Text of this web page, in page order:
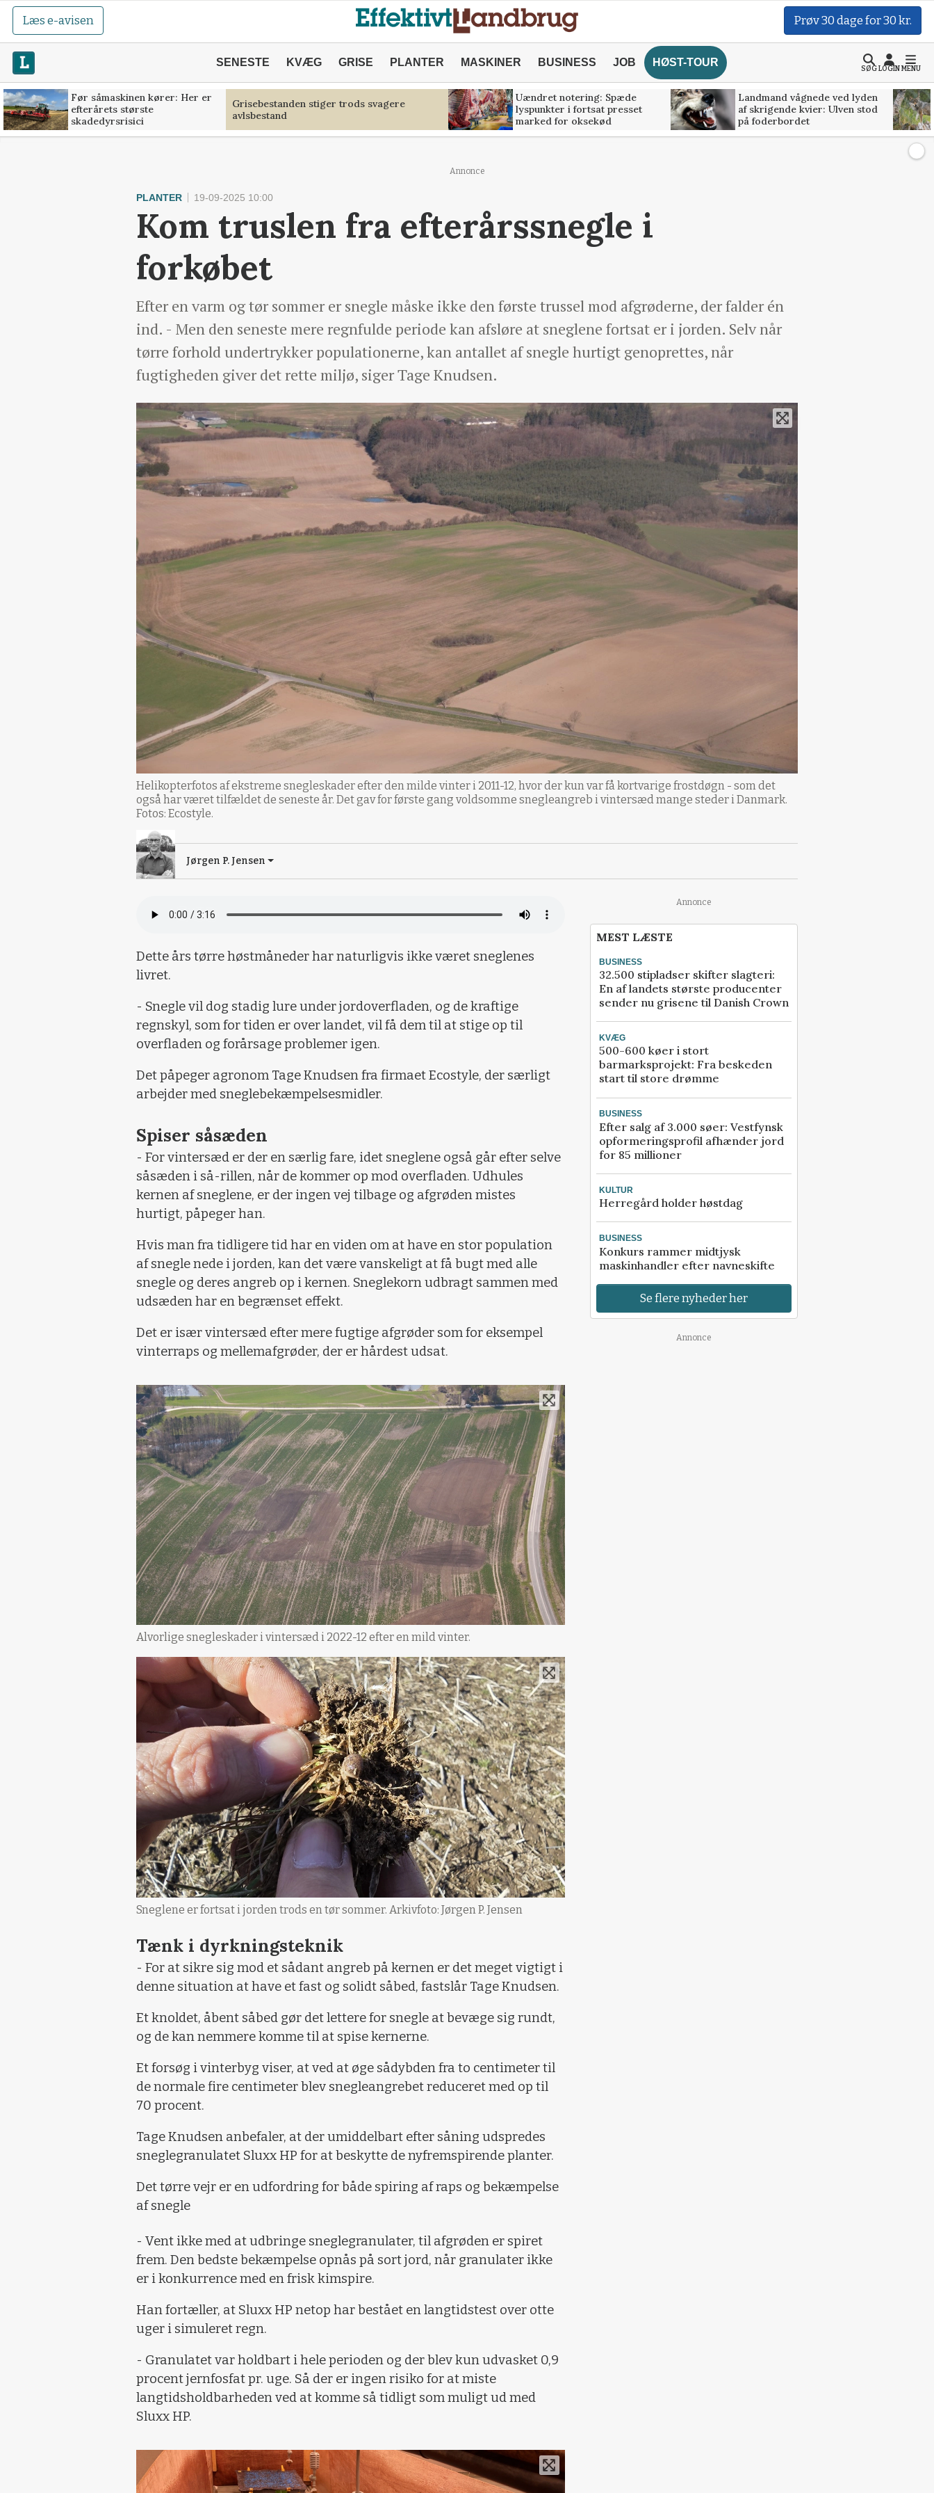
Læs e-avisen Prøv 30 dage for 30 kr.
SENESTE KVÆG GRISE PLANTER MASKINER BUSINESS JOB HØST-TOUR
SØGLOGINMENU
Før såmaskinen kører: Her er
efterårets største
skadedyrsrisici
Grisebestanden stiger trods svagere
avlsbestand
Uændret notering: Spæde
lyspunkter i fortsat presset
marked for oksekød
Landmand vågnede ved lyden
af skrigende kvier: Ulven stod
på foderbordet
Annonce
PLANTER 19-09-2025 10:00
Kom truslen fra efterårssnegle i
forkøbet
Efter en varm og tør sommer er snegle måske ikke den første trussel mod afgrøderne, der falder én
ind. - Men den seneste mere regnfulde periode kan afsløre at sneglene fortsat er i jorden. Selv når
tørre forhold undertrykker populationerne, kan antallet af snegle hurtigt genoprettes, når
fugtigheden giver det rette miljø, siger Tage Knudsen.
Helikopterfotos af ekstreme snegleskader efter den milde vinter i 2011-12, hvor der kun var få kortvarige frostdøgn - som det
også har været tilfældet de seneste år. Det gav for første gang voldsomme snegleangreb i vintersæd mange steder i Danmark.
Fotos: Ecostyle.
Jørgen P. Jensen
Dette års tørre høstmåneder har naturligvis ikke været sneglenes
livret.
- Snegle vil dog stadig lure under jordoverfladen, og de kraftige
regnskyl, som for tiden er over landet, vil få dem til at stige op til
overfladen og forårsage problemer igen.
Det påpeger agronom Tage Knudsen fra firmaet Ecostyle, der særligt
arbejder med sneglebekæmpelsesmidler.
Spiser såsæden
- For vintersæd er der en særlig fare, idet sneglene også går efter selve
såsæden i så-rillen, når de kommer op mod overfladen. Udhules
kernen af sneglene, er der ingen vej tilbage og afgrøden mistes
hurtigt, påpeger han.
Hvis man fra tidligere tid har en viden om at have en stor population
af snegle nede i jorden, kan det være vanskeligt at få bugt med alle
snegle og deres angreb op i kernen. Sneglekorn udbragt sammen med
udsæden har en begrænset effekt.
Det er især vintersæd efter mere fugtige afgrøder som for eksempel
vinterraps og mellemafgrøder, der er hårdest udsat.
Alvorlige snegleskader i vintersæd i 2022-12 efter en mild vinter.
Sneglene er fortsat i jorden trods en tør sommer. Arkivfoto: Jørgen P. Jensen
Tænk i dyrkningsteknik
- For at sikre sig mod et sådant angreb på kernen er det meget vigtigt i
denne situation at have et fast og solidt såbed, fastslår Tage Knudsen.
Et knoldet, åbent såbed gør det lettere for snegle at bevæge sig rundt,
og de kan nemmere komme til at spise kernerne.
Et forsøg i vinterbyg viser, at ved at øge sådybden fra to centimeter til
de normale fire centimeter blev snegleangrebet reduceret med op til
70 procent.
Tage Knudsen anbefaler, at der umiddelbart efter såning udspredes
sneglegranulatet Sluxx HP for at beskytte de nyfremspirende planter.
Det tørre vejr er en udfordring for både spiring af raps og bekæmpelse
af snegle
- Vent ikke med at udbringe sneglegranulater, til afgrøden er spiret
frem. Den bedste bekæmpelse opnås på sort jord, når granulater ikke
er i konkurrence med en frisk kimspire.
Han fortæller, at Sluxx HP netop har bestået en langtidstest over otte
uger i simuleret regn.
- Granulatet var holdbart i hele perioden og der blev kun udvasket 0,9
procent jernfosfat pr. uge. Så der er ingen risiko for at miste
langtidsholdbarheden ved at komme så tidligt som muligt ud med
Sluxx HP.
Annonce
MEST LÆSTE
BUSINESS
32.500 stipladser skifter slagteri:
En af landets største producenter
sender nu grisene til Danish Crown
KVÆG
500-600 køer i stort
barmarksprojekt: Fra beskeden
start til store drømme
BUSINESS
Efter salg af 3.000 søer: Vestfynsk
opformeringsprofil afhænder jord
for 85 millioner
KULTUR
Herregård holder høstdag
BUSINESS
Konkurs rammer midtjysk
maskinhandler efter navneskifte
Se flere nyheder her
Annonce